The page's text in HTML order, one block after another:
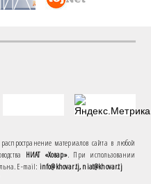
материалов сайта в любой
НИАТ «Ховар». При использовании
E-mail: info@khovar.tj, niat@khovar.tj